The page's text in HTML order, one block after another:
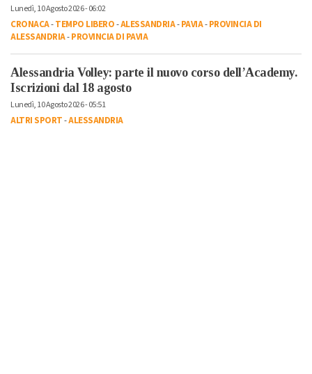
Lunedì, 10 Agosto 2026 - 06:02
CRONACA-TEMPO LIBERO-ALESSANDRIA-PAVIA-PROVINCIA DI
ALESSANDRIA-PROVINCIA DI PAVIA
Alessandria Volley: parte il nuovo corso dell’Academy.
Iscrizioni dal 18 agosto
Lunedì, 10 Agosto 2026 - 05:51
ALTRI SPORT-ALESSANDRIA